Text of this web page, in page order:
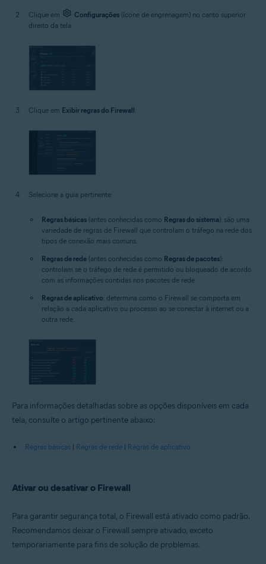
Clique em Configurações (ícone de engrenagem) no canto superior
direito da tela.
Clique em Exibir regras do Firewall
Selecione a guia pertinente:
Regras básicas (antes conhecidas como Regras do sistema): são uma
variedade de regras de Firewall que controlam o tráfego na rede dos
tipos de conexão mais comuns.
Regras de rede (antes conhecidas como Regras de pacotes):
controlam se o tráfego de rede é permitido ou bloqueado de acordo
com as informações contidas nos pacotes de rede.
Regras de aplicativo: determina como o Firewall se comporta em
relação a cada aplicativo ou processo ao se conectar à internet ou a
outra rede.
Para informações detalhadas sobre as opções disponíveis em cada
tela, consulte o artigo pertinente abaixo:
Regras básicas | Regras de rede | Regras de aplicativo
Ativar ou desativar o Firewall
Para garantir segurança total, o Firewall está ativado como padrão.
Recomendamos deixar o Firewall sempre ativado, exceto
temporariamente para fins de solução de problemas.